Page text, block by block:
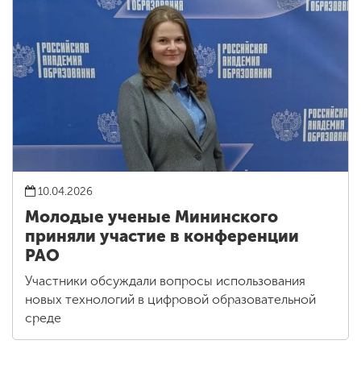
10.04.2026
Молодые ученые Мининского
приняли участие в конференции
РАО
Участники обсуждали вопросы использования
новых технологий в цифровой образовательной
среде